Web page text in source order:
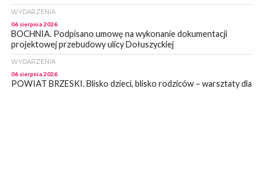
WYDARZENIA
06 sierpnia 2026
BOCHNIA. Podpisano umowę na wykonanie dokumentacji
projektowej przebudowy ulicy Dołuszyckiej
WYDARZENIA
06 sierpnia 2026
POWIAT BRZESKI. Blisko dzieci, blisko rodziców – warsztaty dla